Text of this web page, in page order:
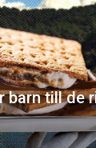
barn till de